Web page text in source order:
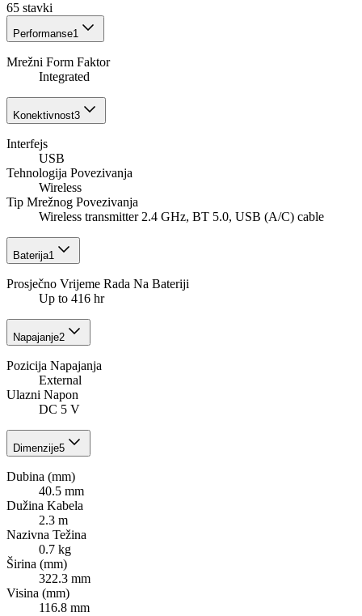
65 stavki
Performanse1
Mrežni Form Faktor
Integrated
Konektivnost3
Interfejs
USB
Tehnologija Povezivanja
Wireless
Tip Mrežnog Povezivanja
Wireless transmitter 2.4 GHz, BT 5.0, USB (A/C) cable
Baterija1
Prosječno Vrijeme Rada Na Bateriji
Up to 416 hr
Napajanje2
Pozicija Napajanja
External
Ulazni Napon
DC 5 V
Dimenzije5
Dubina (mm)
40.5 mm
Dužina Kabela
2.3 m
Nazivna Težina
0.7 kg
Širina (mm)
322.3 mm
Visina (mm)
116.8 mm